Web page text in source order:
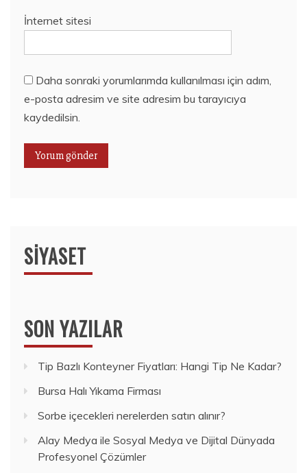
İnternet sitesi
Daha sonraki yorumlarımda kullanılması için adım,
e-posta adresim ve site adresim bu tarayıcıya
kaydedilsin.
SIYASET
SON YAZILAR
Tip Bazlı Konteyner Fiyatları: Hangi Tip Ne Kadar?
Bursa Halı Yıkama Firması
Sorbe içecekleri nerelerden satın alınır?
Alay Medya ile Sosyal Medya ve Dijital Dünyada
Profesyonel Çözümler